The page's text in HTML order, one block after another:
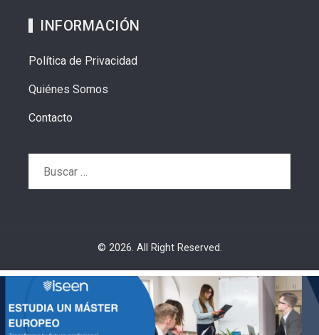
INFORMACIÓN
Política de Privacidad
Quiénes Somos
Contacto
© 2026. All Right Reserved.